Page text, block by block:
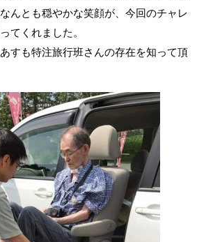
んとも穏やかな笑顔が、今回のチャレ
てくれました。
すも特注旅行班さんの存在を知って頂